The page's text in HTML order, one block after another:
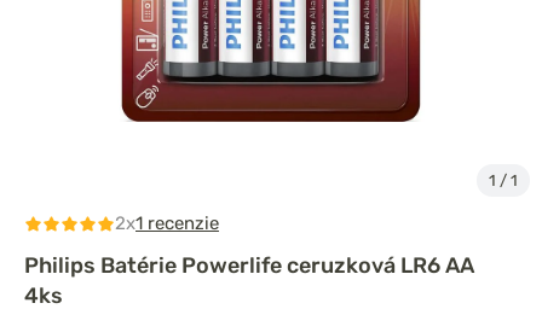
1 / 1
2x1 recenzie
Philips Batérie Powerlife ceruzková LR6 AA
4ks